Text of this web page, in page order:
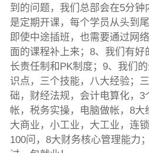
到的问题，我们总部会在5分钟
是定期开课，每个学员从头到
即使中途插班，也需要通过网
面的课程补上来；8、我们有好
长责任制和PK制度；9、我们
识点，三个技能，八大经验；
础，财经法规，会计电算化，3
帐，税务实操，电脑做帐，8大
大商业，小工业，大工业，连
100问，8大财务核心管理能力